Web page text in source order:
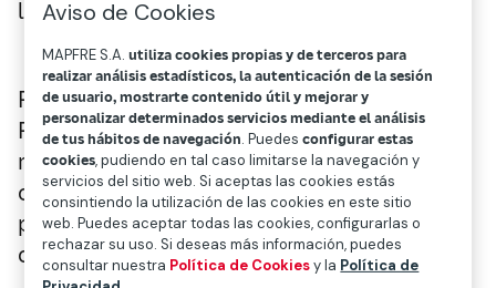
las facturas fuera de plazo.
Pero¿qué es realmente la procrastinación?
Procrastinar es el acto de posponer o
retrasar una tarea o actividad, a menudo
optando por realizar actividades menos
prioritarias o incluso evitando realizar
cualquier tarea.
Aviso de Cookies
MAPFRE S.A.utiliza cookies propias y de terceros para
realizar análisis estadísticos, la autenticación de la sesión
de usuario, mostrarte contenido útil y mejorar y
personalizar determinados servicios mediante el análisis
de tus hábitos de navegación. Puedesconfigurar estas
cookies, pudiendo en tal caso limitarse la navegación y
servicios del sitio web. Si aceptas las cookies estás
consintiendo la utilización de las cookies en este sitio
web. Puedes aceptar todas las cookies, configurarlas o
rechazar su uso. Si deseas más información, puedes
consultar nuestra Política de Cookiesy la Política de